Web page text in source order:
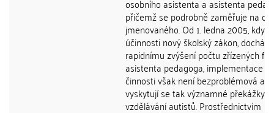
osobního asistenta a asistenta
přičemž se podrobně zaměřuje na
jmenovaného. Od 1. ledna 2005, kdy
účinnosti nový školský zákon, dochází
rapidnímu zvýšení počtu zřízených
asistenta pedagoga, implementace
činnosti však není bezproblémová a
vyskytují se tak významné překážky
vzdělávání autistů. Prostřednictvím